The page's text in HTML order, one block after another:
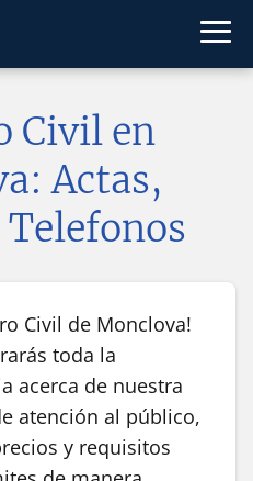
Civil en
Actas,
Civil de Monclova!
toda la
acerca de nuestra
atención al público,
y requisitos